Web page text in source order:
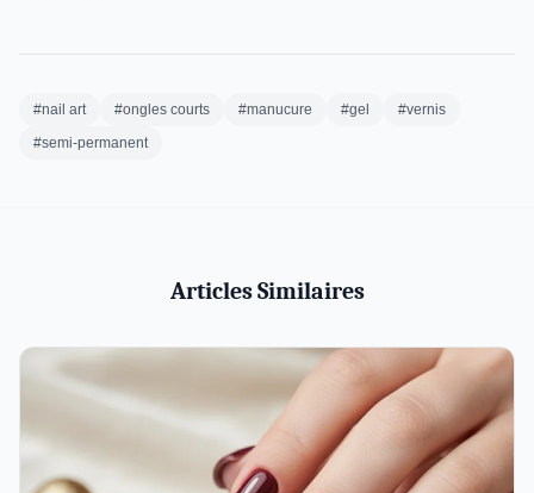
#nail art #ongles courts #manucure #gel
#vernis
#semi-permanent
Articles Similaires